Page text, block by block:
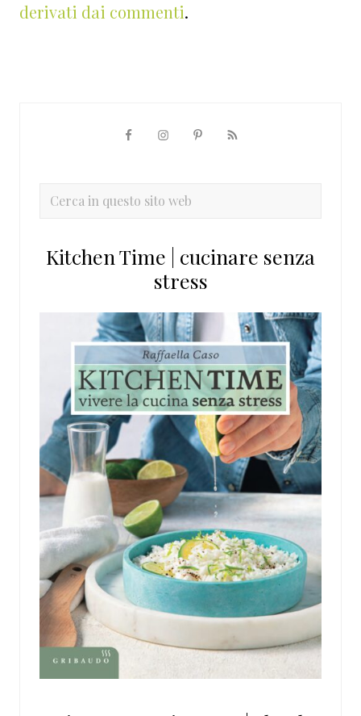
derivati dai commenti.
primaria
Cerca
sito
Kitchen Time | cucinare senza
stress